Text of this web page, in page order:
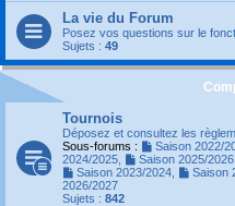
La vie du Forum
Posez vos questions sur le
Sujets : 49
Tournois
Déposez et consultez les
Sous-forums :
Saison 2022/
2024/2025
Saison 2025/2026,
Saison 2023/2024, Saison
2026/2027
Sujets : 842